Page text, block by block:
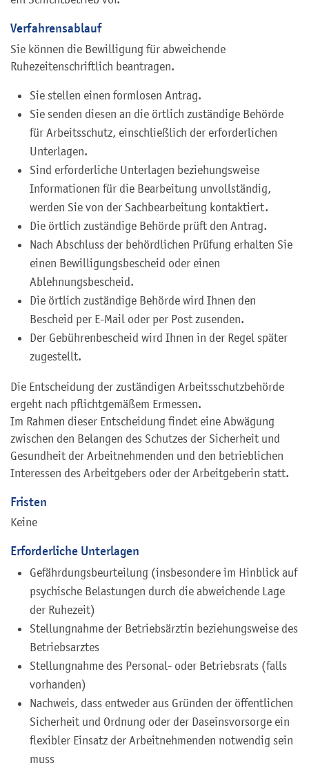
Verfahrensablauf
Sie können die Bewilligung für abweichende
Ruhezeitenschriftlich beantragen.
Sie stellen einen formlosen Antrag.
Sie senden diesen an die örtlich zuständige Behörde
für Arbeitsschutz, einschließlich der erforderlichen
Unterlagen.
Sind erforderliche Unterlagen beziehungsweise
Informationen für die Bearbeitung unvollständig,
werden Sie von der Sachbearbeitung kontaktiert.
Die örtlich zuständige Behörde prüft den Antrag.
Nach Abschluss der behördlichen Prüfung erhalten Sie
einen Bewilligungsbescheid oder einen
Ablehnungsbescheid.
Die örtlich zuständige Behörde wird Ihnen den
Bescheid per E-Mail oder per Post zusenden.
Der Gebührenbescheid wird Ihnen in der Regel später
zugestellt.
Die Entscheidung der zuständigen Arbeitsschutzbehörde
ergeht nach pflichtgemäßem Ermessen.
Im Rahmen dieser Entscheidung findet eine Abwägung
zwischen den Belangen des Schutzes der Sicherheit und
Gesundheit der Arbeitnehmenden und den betrieblichen
Interessen des Arbeitgebers oder der Arbeitgeberin statt.
Fristen
Keine
Erforderliche Unterlagen
Gefährdungsbeurteilung (insbesondere im Hinblick auf
psychische Belastungen durch die abweichende Lage
der Ruhezeit)
Stellungnahme der Betriebsärztin beziehungsweise des
Betriebsarztes
Stellungnahme des Personal- oder Betriebsrats (falls
vorhanden)
Nachweis, dass entweder aus Gründen der öffentlichen
Sicherheit und Ordnung oder der Daseinsvorsorge ein
flexibler Einsatz der Arbeitnehmenden notwendig sein
muss